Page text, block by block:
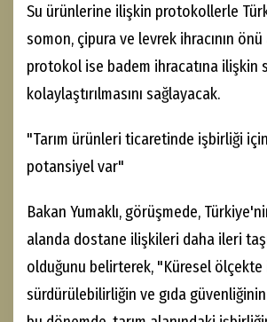
Su ürünlerine ilişkin protokollerle
somon, çipura ve levrek ihracının önü
protokol ise badem ihracatına ilişkin
kolaylaştırılmasını sağlayacak.
"Tarım ürünleri ticaretinde işbirliği
potansiyel var"
Bakan Yumaklı, görüşmede,
alanda dostane ilişkileri daha ileri
olduğunu belirterek, "Küresel ölçekte
sürdürülebilirliğin ve gıda